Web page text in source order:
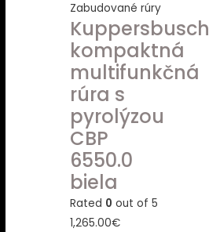
Zabudované rúry
Kuppersbusch
kompaktná
multifunkčná
rúra s
pyrolýzou
CBP
6550.0
biela
Rated 0 out of 5
1,265.00€